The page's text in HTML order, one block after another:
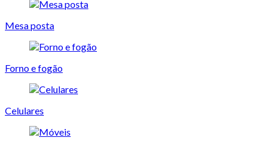
Mesa posta
Forno e fogão
Celulares